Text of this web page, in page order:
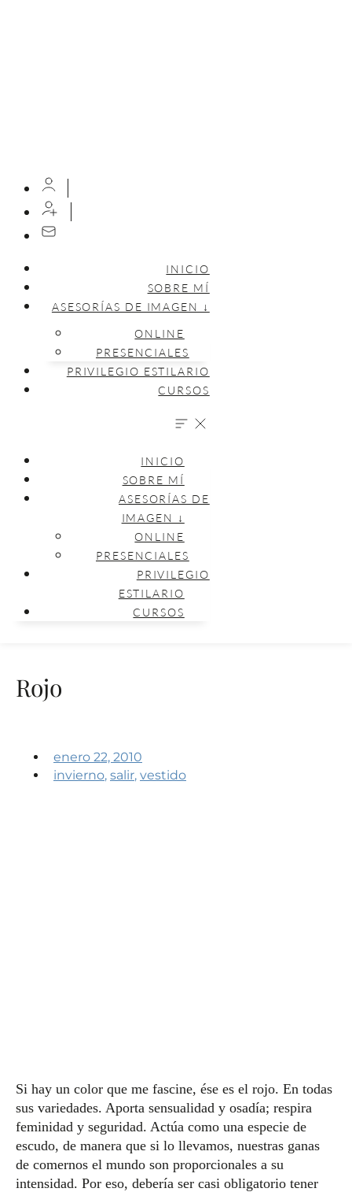
INICIO
SOBRE MÍ
ASESORÍAS DE IMAGEN ↓
ONLINE
PRESENCIALES
PRIVILEGIO ESTILARIO
CURSOS
INICIO
SOBRE MÍ
ASESORÍAS DE
IMAGEN ↓
ONLINE
PRESENCIALES
PRIVILEGIO
ESTILARIO
CURSOS
Rojo
enero 22, 2010
invierno, salir, vestido
Si hay un color que me fascine, ése es el rojo. En todas
sus variedades. Aporta sensualidad y osadía; respira
feminidad y seguridad. Actúa como una especie de
escudo, de manera que si lo llevamos, nuestras ganas
de comernos el mundo son proporcionales a su
intensidad. Por eso, debería ser casi obligatorio tener